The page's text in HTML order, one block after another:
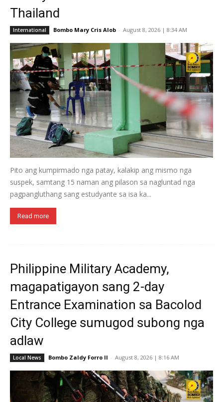
Thailand
International Bombo Mary Cris Alob - August 8, 2026 | 8:34 AM
Pito ang kumpirmado nga patay, kalakip ang mismo nga
suspek, samtang 15 naman ang pilason sa nagluntad nga
pagpangluthang sang estudyante sa isa ka...
Read more
Philippine Military Academy,
magapatigayon sang 2-day
Entrance Examination sa Bacolod
City College sumugod subong nga
adlaw
Local News Bombo Zaldy Forro II - August 8, 2026 | 8:16 AM